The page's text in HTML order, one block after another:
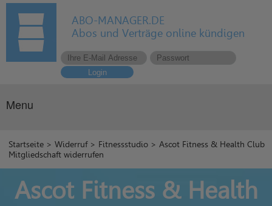
ABO-MANAGER.DE
Abos und Verträge online kündigen
Login
Menu
Startseite >Widerruf> Fitnessstudio > Ascot Fitness & Health Club
Mitgliedschaft widerrufen
Ascot Fitness & Health